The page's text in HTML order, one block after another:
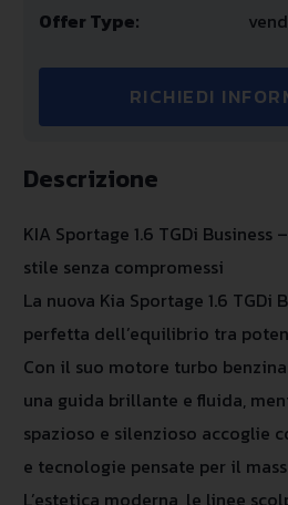
Offer Type:
RICHIEDI
Descrizione
KIA Sportage 1.6 TGDi
stile senza compromessi
La nuova Kia Sportage 1.6 TGDi
perfetta dell’equilibrio tra
Con il suo motore turbo benzina
una guida brillante e fluida,
spazioso e silenzioso accoglie
e tecnologie pensate per il
L’estetica moderna, le linee